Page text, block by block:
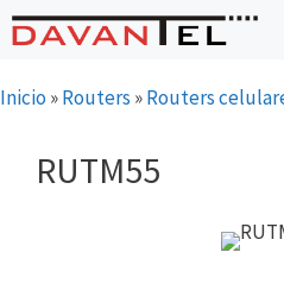
Saltar
al
Inicio »Routers »Routers
RUTM55